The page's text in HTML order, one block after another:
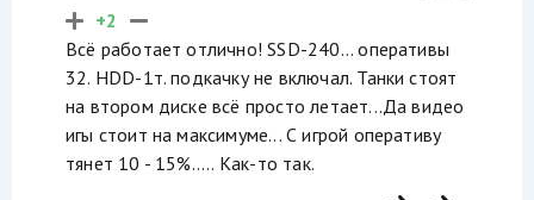
+2
Всё работает отлично! SSD-240... оперативы
32. HDD-1т. подкачку не включал. Танки стоят
на втором диске всё просто летает...Да видео
игы стоит на максимуме... С игрой оперативу
тянет 10 - 15%..... Как-то так.